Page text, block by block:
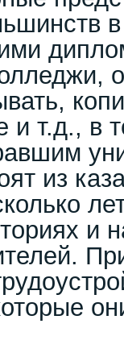
и т.д., в
из
и